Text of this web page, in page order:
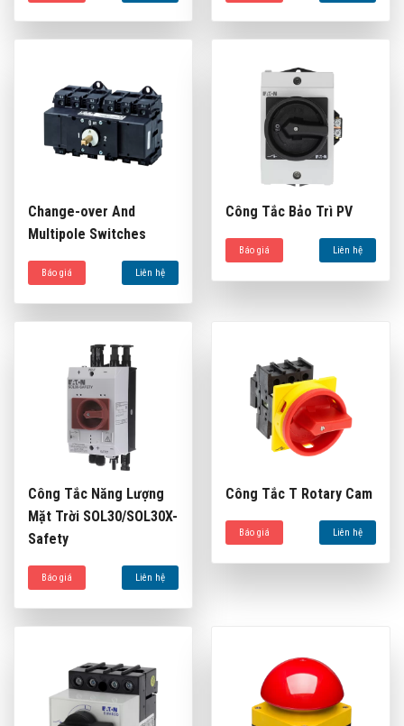
Change-over And
Multipole Switches
Báo giá Liên hệ
Công Tắc Bảo Trì PV
Báo giá Liên hệ
Công Tắc Năng Lượng
Mặt Trời SOL30/SOL30X-
Safety
Báo giá Liên hệ
Công Tắc T Rotary Cam
Báo giá Liên hệ